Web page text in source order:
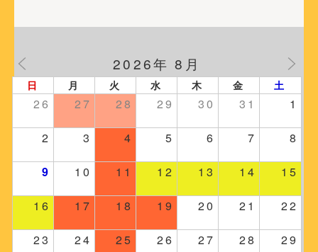
2026年 8月
日 月 火 水 木 金 土
26 27 28 29 30 31 1
2 3 4 5 6 7 8
9 10 11 12 13 14 15
16 17 18 19 20 21 22
23 24 25 26 27 28 29